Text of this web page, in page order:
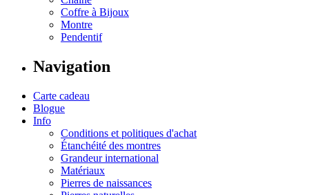
Coffre à Bijoux
Montre
Pendentif
Navigation
Carte cadeau
Blogue
Info
Conditions et politiques d'achat
Étanchéité des montres
Grandeur international
Matériaux
Pierres de naissances